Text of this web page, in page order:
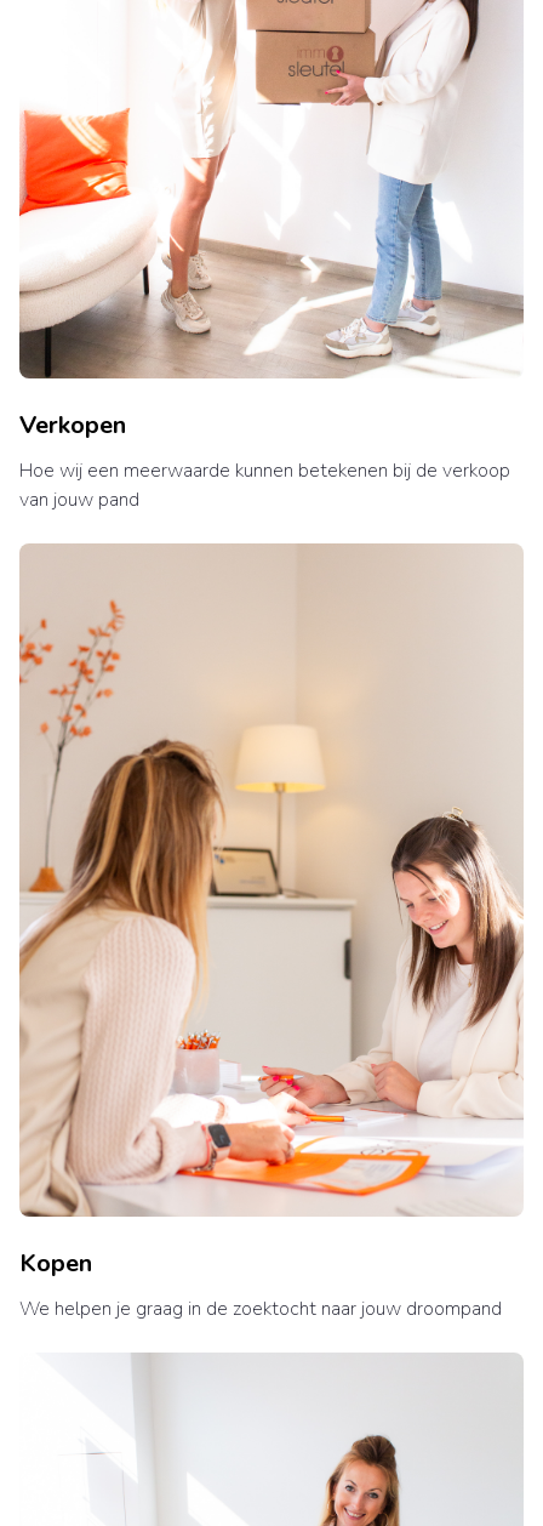
Verkopen
Hoe wij een meerwaarde kunnen betekenen bij de verkoop
van jouw pand
Kopen
We helpen je graag in de zoektocht naar jouw droompand